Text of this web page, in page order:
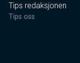
Tips redaksjonen
Tips oss